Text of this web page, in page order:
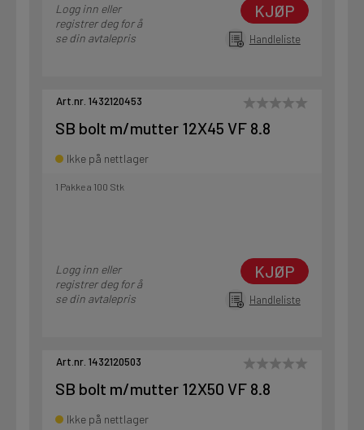
Logg inn eller
registrer deg for å
se din avtalepris
KJØP
Handleliste
Art.nr. 1432120453
SB bolt m/mutter 12X45 VF 8.8
Ikke på nettlager
1 Pakke a 100 Stk
Logg inn eller
registrer deg for å
se din avtalepris
KJØP
Handleliste
Art.nr. 1432120503
SB bolt m/mutter 12X50 VF 8.8
Ikke på nettlager